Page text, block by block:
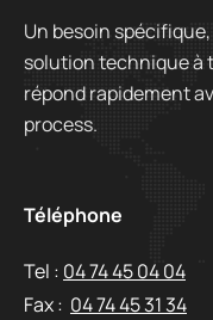
Un besoin
solution technique à
répond rapidement
process.
Téléphone
Tel : 04 74 45 04 04
Fax : 04 74 45 31 34